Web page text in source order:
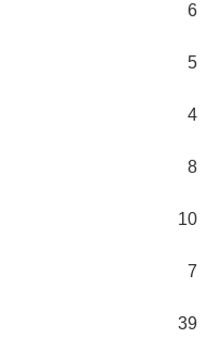
6
5
4
8
10
7
39